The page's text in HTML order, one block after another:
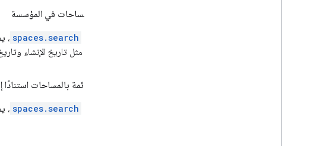
تدقيق المساحات في المؤسسة
spaces.search ،
الوصفية، مثل تاريخ الإنشاء
تصدير قائمة بالمساحات استنادًا
spaces.search ،